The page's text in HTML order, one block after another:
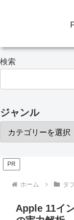
検索
ジャンル
PR
ホーム タ
Apple 11イ